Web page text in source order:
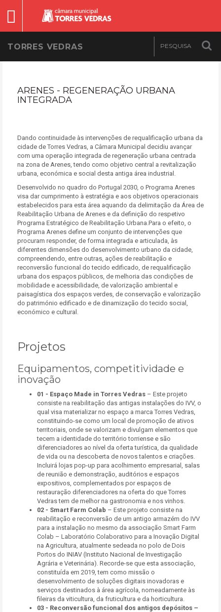
TORRES VEDRAS
ARENES - REGENERAÇÃO URBANA
INTEGRADA
Dando continuidade às intervenções de requalificação urbana da
cidade de Torres Vedras, a Câmara Municipal decidiu avançar
com uma operação integrada de regeneração urbana centrada
na zona de Arenes, tendo como objetivo central a revitalização
urbana, económica e social desta antiga área industrial.
Desenvolvido no quadro do Portugal 2030, o Programa Arenes
visa dar cumprimento à estratégia e aos objetivos operacionais
estabelecidos para esta área aquando da delimitação da Área de
Reabilitação Urbana de Arenes e da definição do respetivo
Programa Estratégico de Reabilitação Urbana.Para o efeito, o
Programa Arenes define um conjunto de intervenções que
procuram responder, de forma integrada e articulada, às
diferentes dimensões do desenvolvimento urbano da cidade,
compreendendo, entre outras, ações de reabilitação e
reconversão funcional do tecido edificado, de requalificação
urbana dos espaços públicos, de melhoria das condições de
mobilidade e acessibilidade, de valorização ambiental e
paisagística dos espaços verdes, de conservação e valorização
do património edificado e de dinamização do tecido social,
económico e cultural.
Projetos
Equipamentos, competitividade e
inovação
01 - Espaço Made in Torres Vedras – Este projeto
consiste na reabilitação das antigas instalações do IVV, o
qual visa materializar no espaço a marca Torres Vedras,
constituindo-se como um local de promoção de ativos
territoriais, onde se valorizam e divulgam elementos que
tecem a identidade do território torriense e são
diferenciadores ao nível da oferta turística, da qualidade
de vida ou na descoberta de novos talentos e criações.
Incluirá lojas pop-up para acolhimento empresarial, salas
de reunião e demonstração, auditórios e espaços
expositivos, complementados por espaços de
restauração diferenciadores na oferta do que Torres
Vedras tem de melhor na gastronomia e nos vinhos.
02 - Smart Farm Colab – Este projeto consiste na
reabilitação e reconversão de um antigo armazém do IVV
para a instalação no mesmo da associação Smart Farm
Colab – Laboratório Colaborativo para a Inovação Digital
na Agricultura, atualmente sedeada no polo de Dois
Portos do INIAV (Instituto Nacional de Investigação
Agrária e Veterinária). Recorde-se que esta associação,
constituída em 2019, tem como missão o
desenvolvimento de soluções digitais inovadoras e
serviços destinados à área agrícola, nomeadamente às
fileiras da viticultura, da fruticultura e da horticultura.
03 - Reconversão funcional dos antigos depósitos –